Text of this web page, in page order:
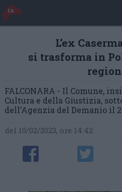
L’ex
si trasforma in
FALCONARA - Il Comune,
Cultura e della Giustizia,
dell’Agenzia del Demanio il
del 10/02/2023, ore 14:42